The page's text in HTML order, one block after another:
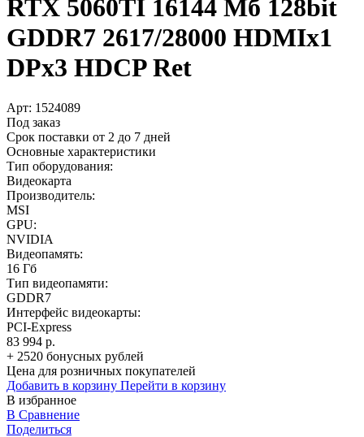
RTX 5060TI 16144 Мб 128bit
GDDR7 2617/­28000 HDMIx1
DPx3 HDCP Ret
Арт: 1524089
Под заказ
Срок поставки от 2 до 7 дней
Основные характеристики
Тип оборудования:
Видеокарта
Производитель:
MSI
GPU:
NVIDIA
Видеопамять:
16 Гб
Тип видеопамяти:
GDDR7
Интерфейс видеокарты:
PCI-Express
83 994 р.
+ 2520 бонусных рублей
Цена для розничных покупателей
Добавить в корзину Перейти в корзину
В избранное
В Сравнение
Поделиться